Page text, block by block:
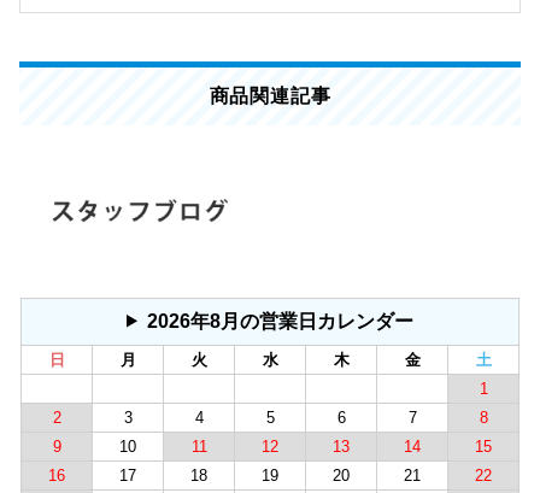
商品関連記事
2026年8月の営業日カレンダー
日 月 火 水 木 金
土
1
2
3 4 5 6 7
8
9
10 11 12 13 14
15
16
17 18 19 20 21
22